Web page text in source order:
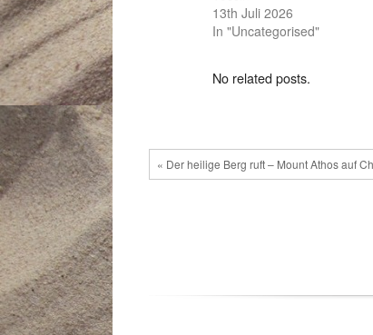
13th Juli 2026
In "Uncategorised"
No related posts.
« Der heilige Berg ruft – Mount Athos auf